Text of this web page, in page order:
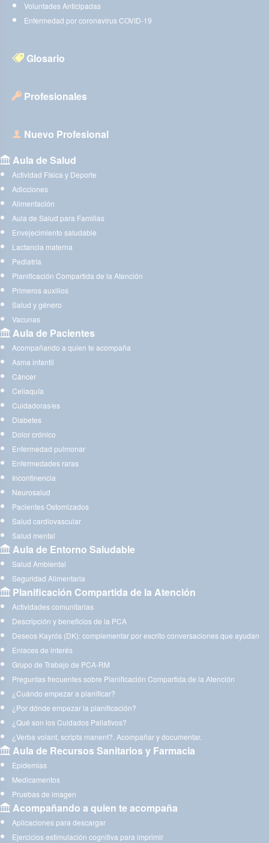
Voluntades Anticipadas
Enfermedad por coronavirus COVID-19
Glosario
Profesionales
Nuevo Profesional
Aula de Salud
Actividad Física y Deporte
Adicciones
Alimentación
Aula de Salud para Familias
Envejecimiento saludable
Lactancia materna
Pediatría
Planificación Compartida de la Atención
Primeros auxilios
Salud y género
Vacunas
Aula de Pacientes
Acompañando a quien te acompaña
Asma infantil
Cáncer
Celiaquía
Cuidadoras/es
Diabetes
Dolor crónico
Enfermedad pulmonar
Enfermedades raras
Incontinencia
Neurosalud
Pacientes Ostomizados
Salud cardiovascular
Salud mental
Aula de Entorno Saludable
Salud Ambiental
Seguridad Alimentaria
Planificación Compartida de la Atención
Actividades comunitarias
Descripción y beneficios de la PCA
Deseos Kayrós (DK): complementar por escrito conversaciones que ayudan
Enlaces de interés
Grupo de Trabajo de PCA-RM
Preguntas frecuentes sobre Planificación Compartida de la Atención
¿Cuándo empezar a planificar?
¿Por dónde empezar la planificación?
¿Qué son los Cuidados Paliativos?
¿Verba volant, scripta manent?. Acompañar y documentar.
Aula de Recursos Sanitarios y Farmacia
Epidemias
Medicamentos
Pruebas de imagen
Acompañando a quien te acompaña
Aplicaciones para descargar
Ejercicios estimulación cognitiva para imprimir